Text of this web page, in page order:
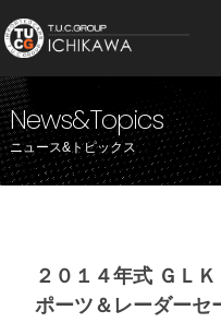
News&Topics
ニュース&トピックス
２０１４年式 ＧＬ
ポーツ＆レーダー